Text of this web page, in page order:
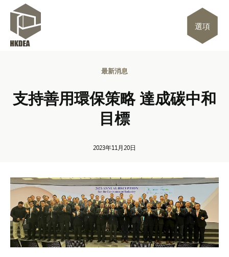
選項
最新消息
支持善用環保策略 達成碳中和
目標
2023年11月20日